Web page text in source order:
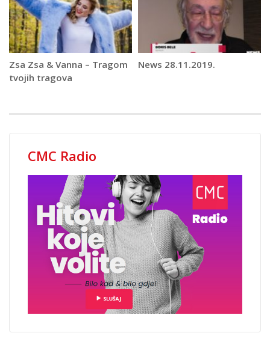
Zsa Zsa & Vanna – Tragom
tvojih tragova
News 28.11.2019.
CMC Radio